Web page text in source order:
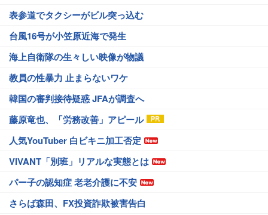
表参道でタクシーがビル突っ込む
台風16号が小笠原近海で発生
海上自衛隊の生々しい映像が物議
教員の性暴力 止まらないワケ
韓国の審判接待疑惑 JFAが調査へ
藤原竜也、「労務改善」アピール
人気YouTuber 白ビキニ加工否定
VIVANT「別班」リアルな実態とは
パー子の認知症 老老介護に不安
さらば森田、FX投資詐欺被害告白